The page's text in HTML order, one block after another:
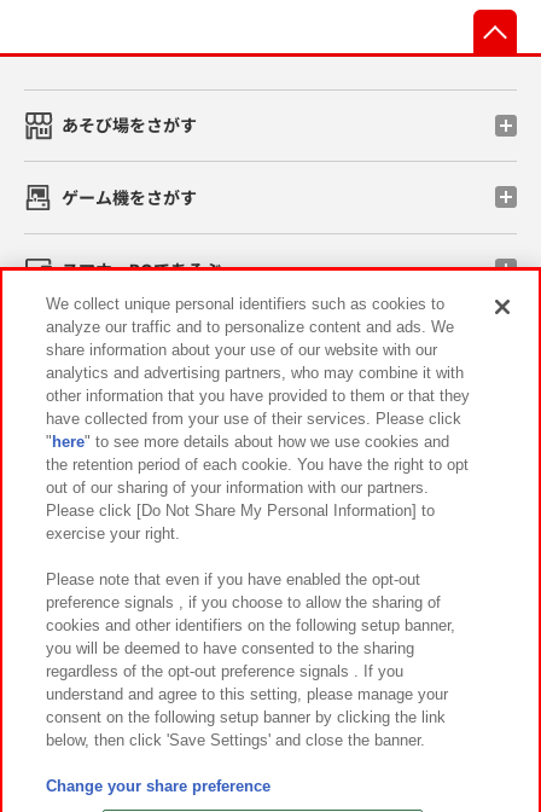
あそび場をさがす
ゲーム機をさがす
スマホ・PCであそぶ
イベント・キャンペーン
関連会社 サステナビリティ サイトポリシー
プライバシーポリシー ウェブアクセシビリティ方針と検証結果
お取引先さまとともに
カスタマーハラスメント対応方針 よくあるご質問・お問い合わせ
©Bandai Namco Amusement Inc.
©Bandai Namco Amusement Lab Inc.
We collect unique personal identifiers such as cookies to
analyze our traffic and to personalize content and ads. We
share information about your use of our website with our
analytics and advertising partners, who may combine it with
other information that you have provided to them or that they
have collected from your use of their services. Please click
" here" to see more details about how we use cookies and
the retention period of each cookie. You have the right to opt
out of our sharing of your information with our partners.
Please click [Do Not Share My Personal Information] to
exercise your right.
Please note that even if you have enabled the opt-out
preference signals , if you choose to allow the sharing of
cookies and other identifiers on the following setup banner,
you will be deemed to have consented to the sharing
regardless of the opt-out preference signals . If you
understand and agree to this setting, please manage your
consent on the following setup banner by clicking the link
below, then click 'Save Settings' and close the banner.
Change your share preference